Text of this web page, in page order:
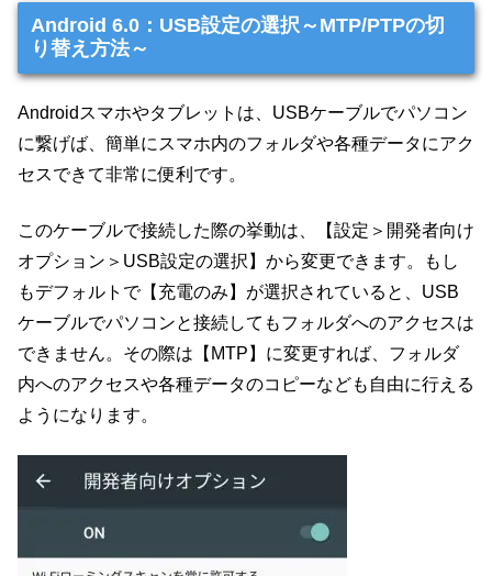
Android 6.0：USB設定の選択～MTP/PTPの切
り替え方法～
Androidスマホやタブレットは、USBケーブルでパソコン
に繋げば、簡単にスマホ内のフォルダや各種データにアク
セスできて非常に便利です。
このケーブルで接続した際の挙動は、【設定＞開発者向け
オプション＞USB設定の選択】から変更できます。もし
もデフォルトで【充電のみ】が選択されていると、USB
ケーブルでパソコンと接続してもフォルダへのアクセスは
できません。その際は【MTP】に変更すれば、フォルダ
内へのアクセスや各種データのコピーなども自由に行える
ようになります。